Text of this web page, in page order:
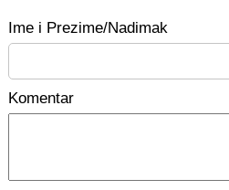
Ime i Prezime/Nadimak
Komentar